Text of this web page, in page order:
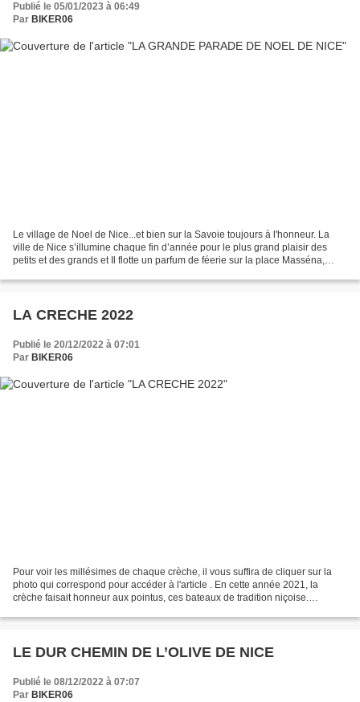
Publié le 05/01/2023 à 06:49
Par BIKER06
Le village de Noel de Nice...et bien sur la Savoie toujours à l'honneur. La
ville de Nice s’illumine chaque fin d’année pour le plus grand plaisir des
petits et des grands et Il flotte un parfum de féerie sur la place Masséna,
LA CRECHE 2022
Publié le 20/12/2022 à 07:01
Par BIKER06
Pour voir les millésimes de chaque crèche, il vous suffira de cliquer sur la
photo qui correspond pour accéder à l'article . En cette année 2021, la
crèche faisait honneur aux pointus, ces bateaux de tradition niçoise.
LE DUR CHEMIN DE L’OLIVE DE NICE
Publié le 08/12/2022 à 07:07
Par BIKER06